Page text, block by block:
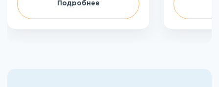
Подробнее